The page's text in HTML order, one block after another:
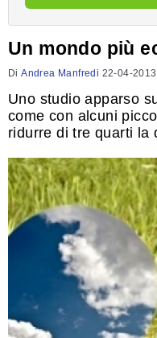
Un mondo più
DiAndrea Manfredi 22-04-2013
Uno studio apparso
come con alcuni
ridurre di tre quarti la